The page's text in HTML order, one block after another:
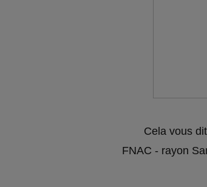
Cela vous
FNAC - rayon